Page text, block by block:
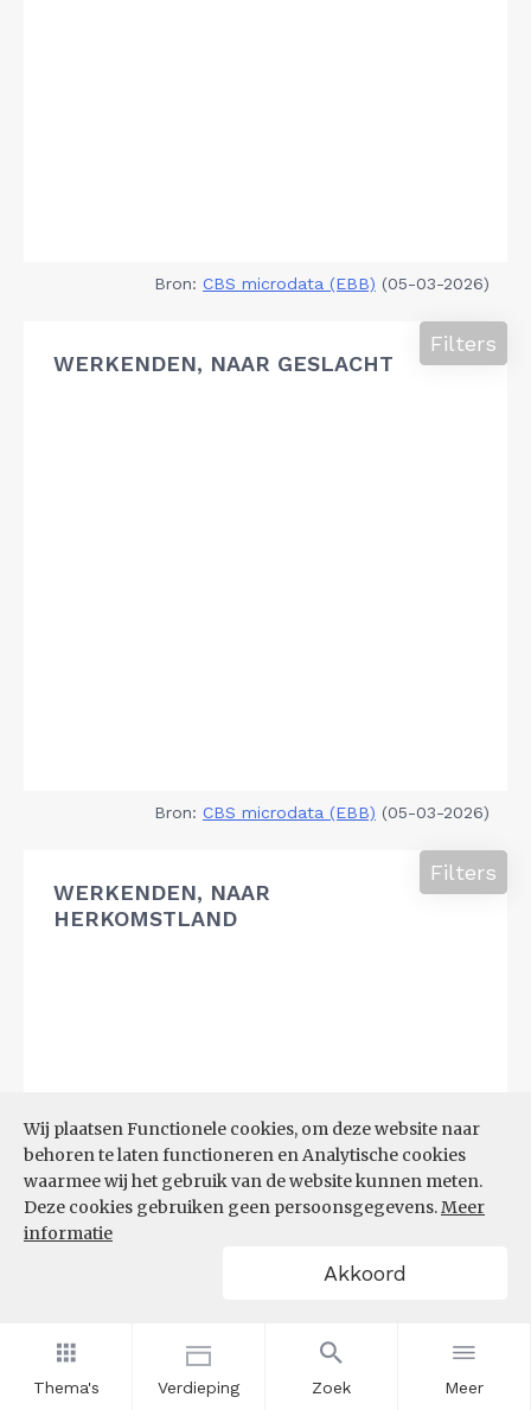
Thema's Verdieping Zoek Meer
Wij plaatsen Functionele cookies, om deze website naar
behoren te laten functioneren en Analytische cookies
waarmee wij het gebruik van de website kunnen meten.
Deze cookies gebruiken geen persoonsgegevens.Meer
informatie
Akkoord
Bron: CBS microdata (EBB) (05-03-2026)
WERKENDEN, NAAR GESLACHT
Filters
Bron: CBS microdata (EBB) (05-03-2026)
WERKENDEN, NAAR
HERKOMSTLAND
Filters
Bron: